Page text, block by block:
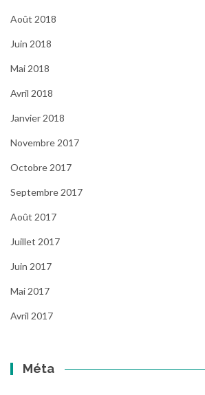
Août 2018
Juin 2018
Mai 2018
Avril 2018
Janvier 2018
Novembre 2017
Octobre 2017
Septembre 2017
Août 2017
Juillet 2017
Juin 2017
Mai 2017
Avril 2017
Méta